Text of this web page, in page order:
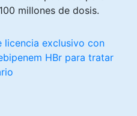
millones de dosis.
licencia exclusivo con
HBr para tratar